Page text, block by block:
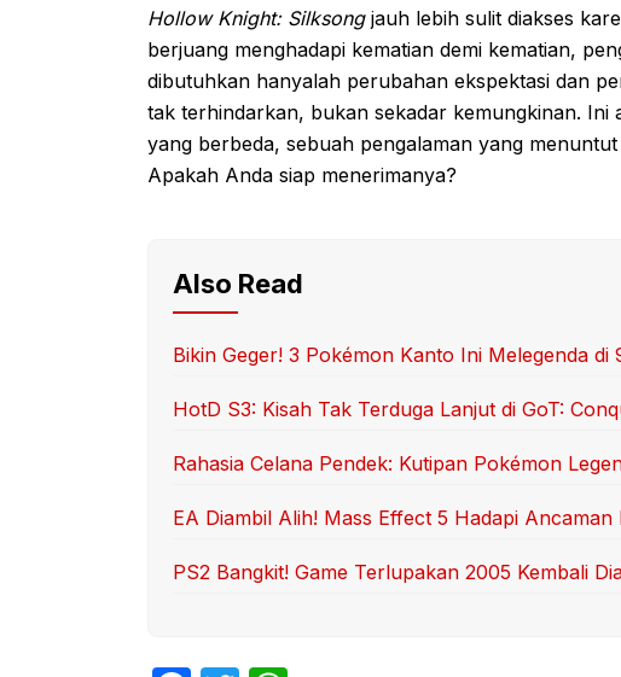
Hollow Knight: Silksongjauh lebih sulit diakses
berjuang menghadapi kematian demi kematian,
dibutuhkan hanyalah perubahan ekspektasi dan
tak terhindarkan, bukan sekadar kemungkinan. Ini
yang berbeda, sebuah pengalaman yang
Apakah Anda siap menerimanya?
Also Read
Bikin Geger! 3 Pokémon Kanto Ini Melegenda di
HotD S3: Kisah Tak Terduga Lanjut di GoT:
Rahasia Celana Pendek: Kutipan Pokémon
EA Diambil Alih! Mass Effect 5 Hadapi Ancaman
PS2 Bangkit! Game Terlupakan 2005 Kembali